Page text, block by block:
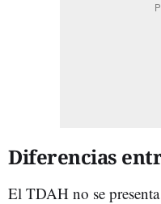
Diferencias
El TDAH no se